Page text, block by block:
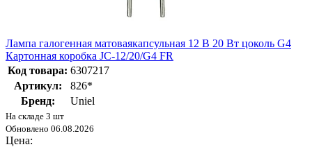
Лампа галогенная матоваякапсульная 12 В 20 Вт цоколь G4
Картонная коробка JC-12/20/G4 FR
Код товара: 6307217
Артикул:
826*
Бренд:
Uniel
На складе 3 шт
Обновлено 06.08.2026
Цена: